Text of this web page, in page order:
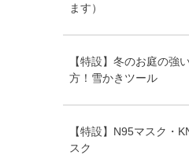
ます）
【特設】冬のお庭の強
方！雪かきツール
【特設】N95マスク・
スク